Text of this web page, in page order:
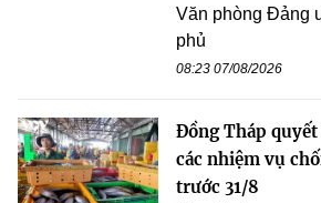
Văn phòng Đảng
phủ
08:23 07/08/2026
Đồng Tháp
các nhiệm vụ
trước 31/8